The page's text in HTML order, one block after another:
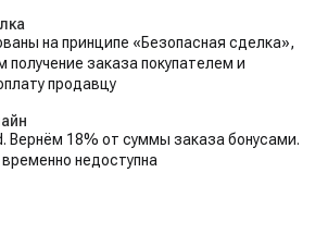
на принципе «Безопасная сделка»,
заказа покупателем и
продавцу
Вернём 18% от суммы заказа бонусами.
недоступна